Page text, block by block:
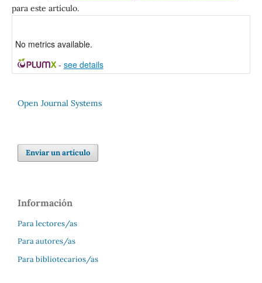
para este artículo.
No metrics available.
- see details
Open Journal Systems
Enviar un artículo
Información
Para lectores/as
Para autores/as
Para bibliotecarios/as